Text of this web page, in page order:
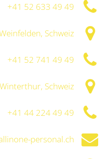
+41 52 633 49 49
Schweiz
+41 52 741 49 49
Schweiz
+41 44 224 49 49
personal.ch